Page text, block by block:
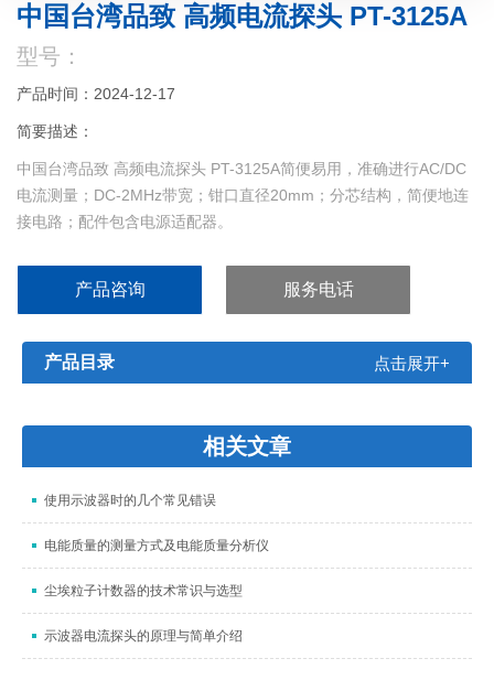
中国台湾品致 高频电流探头 PT-3125A
型号：
产品时间：2024-12-17
简要描述：
中国台湾品致 高频电流探头 PT-3125A简便易用，准确进行AC/DC
电流测量；DC-2MHz带宽；钳口直径20mm；分芯结构，简便地连
接电路；配件包含电源适配器。
产品咨询 服务电话
产品目录 点击展开+
相关文章
使用示波器时的几个常见错误
电能质量的测量方式及电能质量分析仪
尘埃粒子计数器的技术常识与选型
示波器电流探头的原理与简单介绍